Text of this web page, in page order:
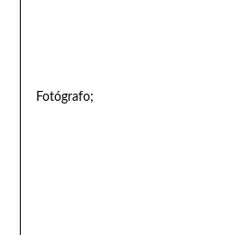
Fotógrafo;